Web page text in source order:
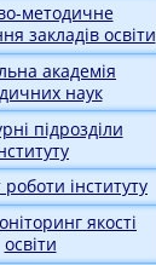
методичне
закладів освіти
академія
наук
підрозділи
роботи інституту
якості
освіти